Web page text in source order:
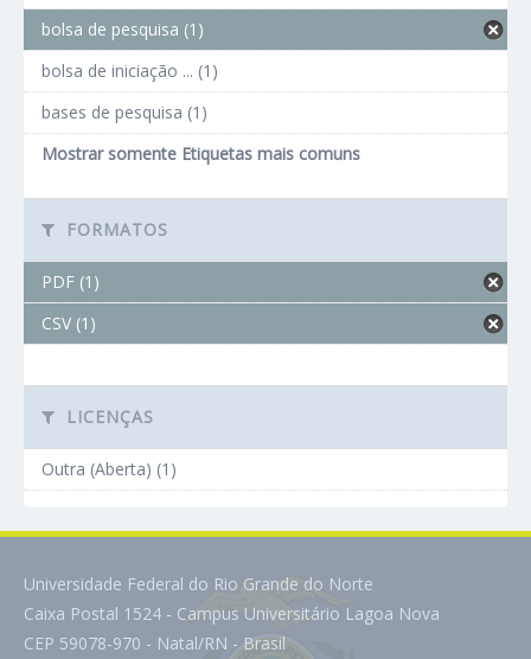
bolsa de pesquisa (1)
bolsa de iniciação ... (1)
bases de pesquisa (1)
Mostrar somente Etiquetas mais comuns
FORMATOS
PDF (1)
CSV (1)
LICENÇAS
Outra (Aberta) (1)
Universidade Federal do Rio Grande do Norte
Caixa Postal 1524 - Campus Universitário Lagoa Nova
CEP 59078-970 - Natal/RN - Brasil